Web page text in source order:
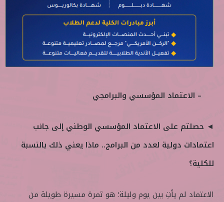
– الاعتماد المؤسسي والبرامجي
◄ حصلتم على الاعتماد المؤسسي الوطني إلى جانب
اعتمادات دولية لعدد من البرامج.. ماذا يعني ذلك بالنسبة
للكلية؟
الاعتماد لم يأتِ بين يوم وليلة؛ هو ثمرة مسيرة طويلة من